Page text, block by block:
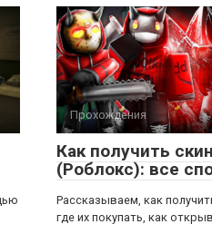
Прохождения
Как получить
(Роблокс): все
Рассказываем, как
где их покупать, как